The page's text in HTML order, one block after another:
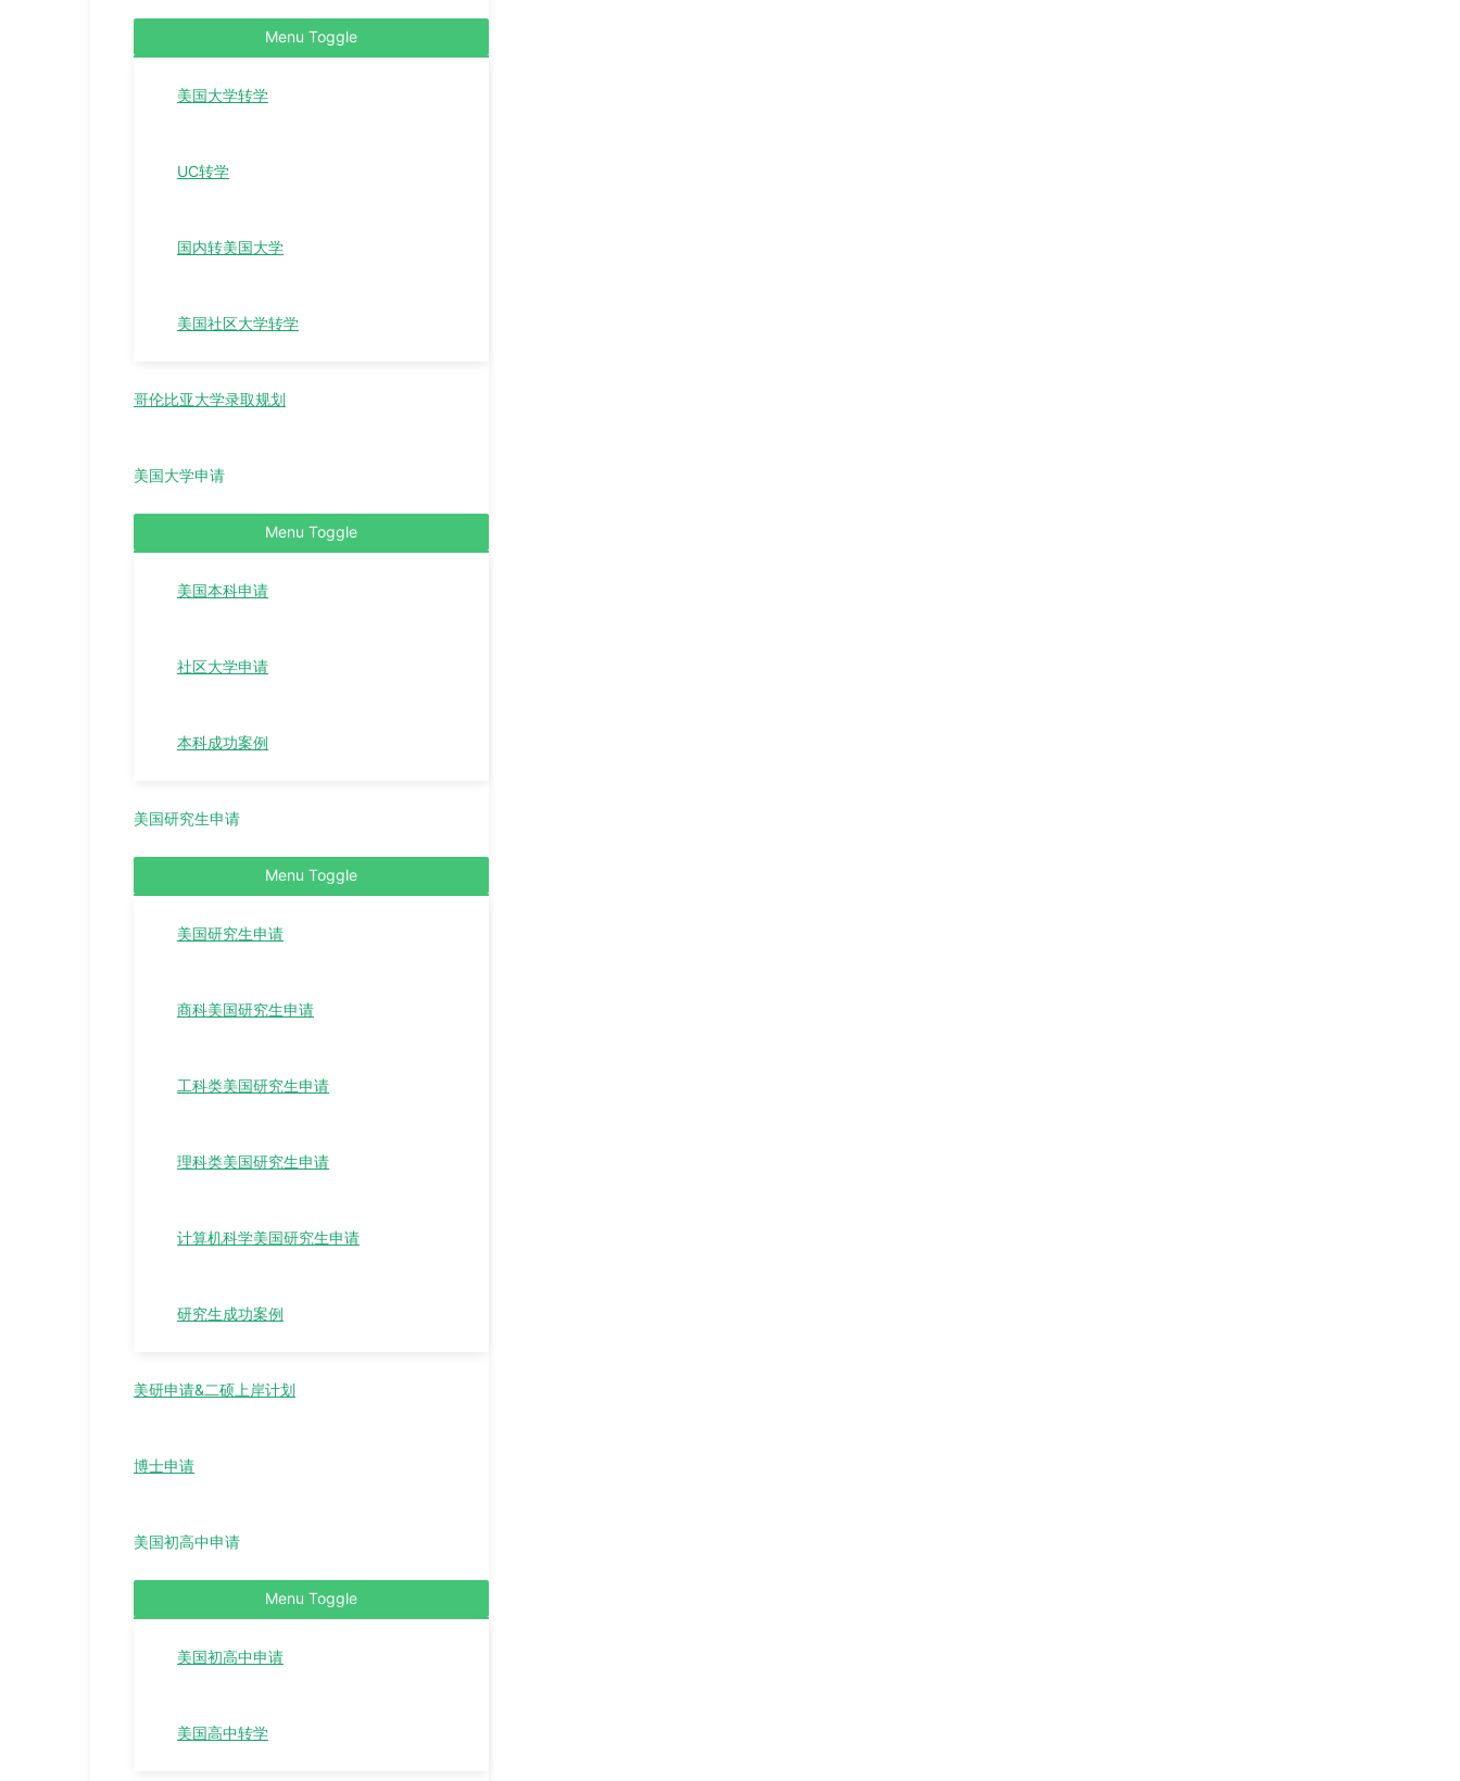
Menu Toggle
美国大学转学
UC转学
国内转美国大学
美国社区大学转学
哥伦比亚大学录取规划
美国大学申请
Menu Toggle
美国本科申请
社区大学申请
本科成功案例
美国研究生申请
Menu Toggle
美国研究生申请
商科美国研究生申请
工科类美国研究生申请
理科类美国研究生申请
计算机科学美国研究生申请
研究生成功案例
美研申请&二硕上岸计划
博士申请
美国初高中申请
Menu Toggle
美国初高中申请
美国高中转学